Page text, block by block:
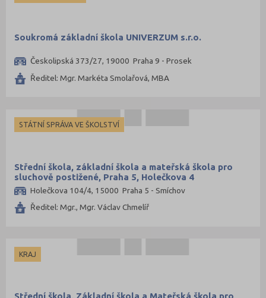
Soukromá základní škola UNIVERZUM s.r.o.
Českolipská 373/27, 19000 Praha 9 - Prosek
Ředitel: Mgr. Markéta Smolařová, MBA
STÁTNÍ SPRÁVA VE ŠKOLSTVÍ
Střední škola, základní škola a mateřská škola pro
sluchově postižené, Praha 5, Holečkova 4
Holečkova 104/4, 15000 Praha 5 - Smíchov
Ředitel: Mgr., Mgr. Václav Chmelíř
KRAJ